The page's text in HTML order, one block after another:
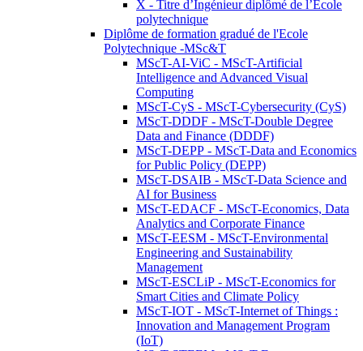
X - Titre d’Ingénieur diplômé de l’École
polytechnique
Diplôme de formation gradué de l'Ecole
Polytechnique -MSc&T
MScT-AI-ViC - MScT-Artificial
Intelligence and Advanced Visual
Computing
MScT-CyS - MScT-Cybersecurity (CyS)
MScT-DDDF - MScT-Double Degree
Data and Finance (DDDF)
MScT-DEPP - MScT-Data and Economics
for Public Policy (DEPP)
MScT-DSAIB - MScT-Data Science and
AI for Business
MScT-EDACF - MScT-Economics, Data
Analytics and Corporate Finance
MScT-EESM - MScT-Environmental
Engineering and Sustainability
Management
MScT-ESCLiP - MScT-Economics for
Smart Cities and Climate Policy
MScT-IOT - MScT-Internet of Things :
Innovation and Management Program
(IoT)